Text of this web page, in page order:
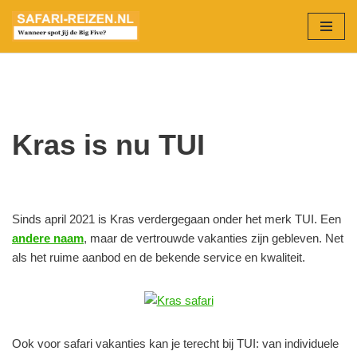
Ga
Kras is nu TUI
Sinds april 2021 is Kras verdergegaan onder het merk TUI. Een
andere naam, maar de vertrouwde vakanties zijn gebleven. Net
als het ruime aanbod en de bekende service en kwaliteit.
Ook voor safari vakanties kan je terecht bij TUI: van individuele